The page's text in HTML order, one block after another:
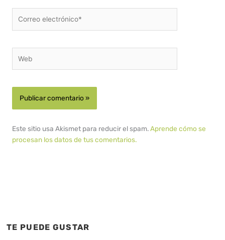
electrónico*
Este sitio usa Akismet para reducir el spam.Aprende cómo se
procesan los datos de tus comentarios.
TE PUEDE GUSTAR